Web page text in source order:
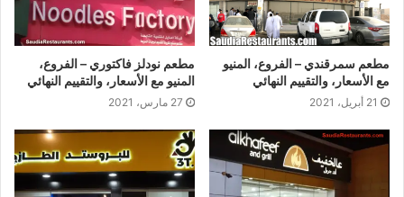
مطعم سمرقندي – الفروع، المنيو
مع الأسعار، والتقييم النهائي
21 أبريل، 2021
مطعم نودلز فاكتوري – الفروع،
المنيو مع الأسعار، والتقييم النهائي
27 مارس، 2021